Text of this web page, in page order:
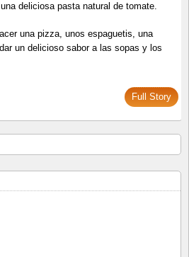
deliciosa pasta natural de tomate.
una pizza, unos espaguetis, una
un delicioso sabor a las sopas y los
Full Story